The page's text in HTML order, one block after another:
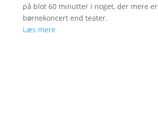
på blot 60 minutter i noget, der mere er
børnekoncert end teater.
Læs mere